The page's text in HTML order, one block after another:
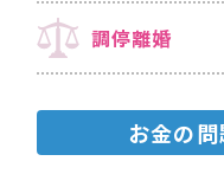
調停離婚
お金の問